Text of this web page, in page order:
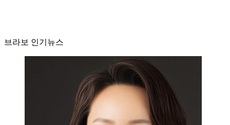
브라보 인기뉴스